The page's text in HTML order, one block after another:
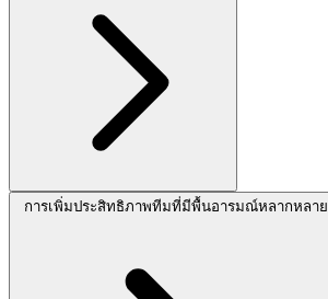
การเพิ่มประสิทธิภาพทีมที่มีพื้นอารมณ์หลากหลาย